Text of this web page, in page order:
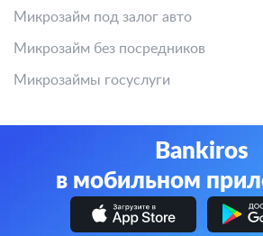
Микрозайм под залог авто
Микрозайм без посредников
Микрозаймы госуслуги
Bankiros
в мобильном